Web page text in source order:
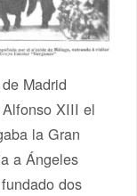
Madrid
XIII el
la Gran
a Ángeles
dos